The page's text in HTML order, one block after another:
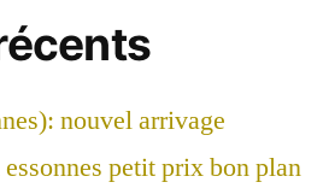
nouvel arrivage
petit prix bon plan